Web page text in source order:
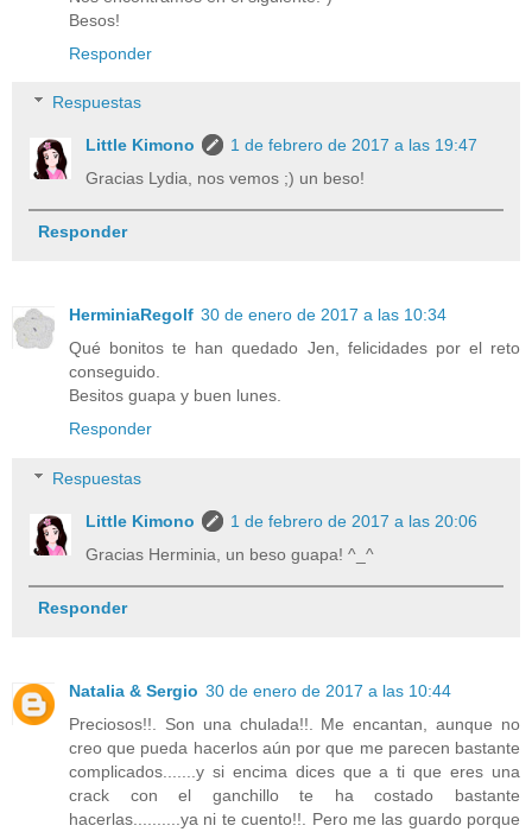
Besos!
Responder
Respuestas
Little Kimono
1 de febrero de 2017 a las 19:47
Gracias Lydia, nos vemos ;) un beso!
Responder
HerminiaRegolf 30 de enero de 2017 a las 10:34
Qué bonitos te han quedado Jen, felicidades por el reto
conseguido.
Besitos guapa y buen lunes.
Responder
Respuestas
Little Kimono
1 de febrero de 2017 a las 20:06
Gracias Herminia, un beso guapa! ^_^
Responder
Natalia & Sergio 30 de enero de 2017 a las 10:44
Preciosos!!. Son una chulada!!. Me encantan, aunque no
creo que pueda hacerlos aún por que me parecen bastante
complicados.......y si encima dices que a ti que eres una
crack con el ganchillo te ha costado bastante
hacerlas..........ya ni te cuento!!. Pero me las guardo porque